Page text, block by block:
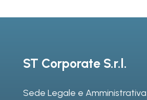
ST Corporate S.r.l.
Sede Legale e Amministrativa